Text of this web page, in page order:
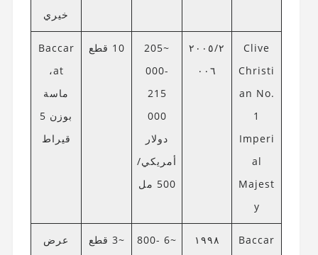
خيري
Clive
Christi
an No.
1
Imperi
al
Majest
y
٢٠٠٥/٢
٠٠٦
~205
000-
215
000
دولار
أمريكي/
500 مل
10 قطع
Baccar
at،
ماسة
بوزن 5
قيراط
Baccar
١٩٩٨
~6 800-
~3 قطع
عرض